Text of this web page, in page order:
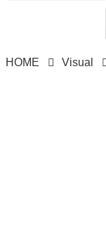
HOME Visual